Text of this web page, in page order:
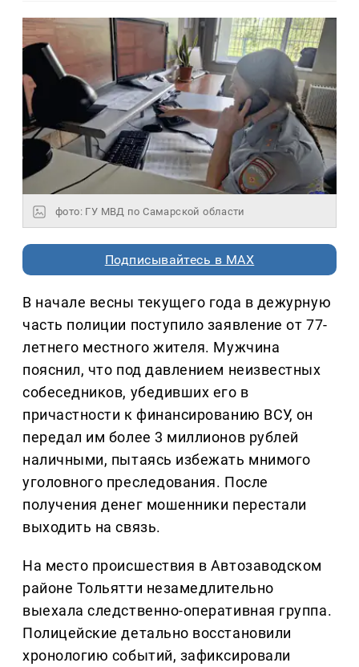
фото: ГУ МВД по Самарской области
Подписывайтесь в MAX
В начале весны текущего года в дежурную
часть полиции поступило заявление от 77-
летнего местного жителя. Мужчина
пояснил, что под давлением неизвестных
собеседников, убедивших его в
причастности к финансированию ВСУ, он
передал им более 3 миллионов рублей
наличными, пытаясь избежать мнимого
уголовного преследования. После
получения денег мошенники перестали
выходить на связь.
На место происшествия в Автозаводском
районе Тольятти незамедлительно
выехала следственно-оперативная группа.
Полицейские детально восстановили
хронологию событий, зафиксировали